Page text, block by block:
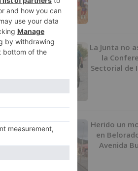
3
La Junta no
la
Sectorial de
4
Herido un
en
Avenida